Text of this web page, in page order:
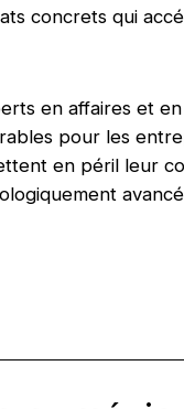
concrets qui
en affaires et
pour les
en péril leur